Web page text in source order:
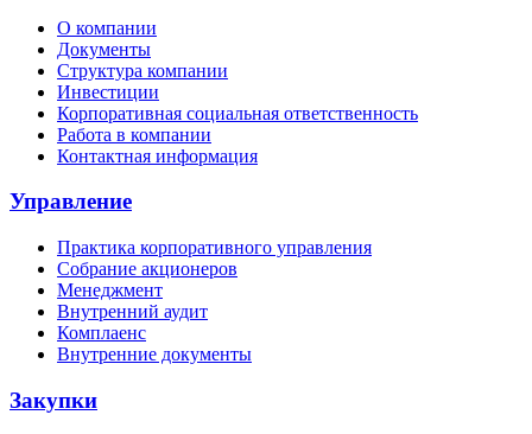
О компании
Документы
Структура компании
Инвестиции
Корпоративная социальная ответственность
Работа в компании
Контактная информация
Управление
Практика корпоративного управления
Собрание акционеров
Менеджмент
Внутренний аудит
Комплаенс
Внутренние документы
Закупки